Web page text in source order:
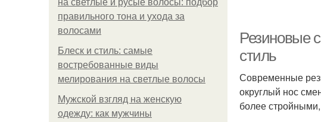
на светлые и русые волосы: подбор
правильного тона и ухода за
волосами
Блеск и стиль: самые
востребованные виды
мелирования на светлые волосы
Мужской взгляд на женскую
одежду: как мужчины
Резиновые
стиль
Современные
округлый нос
более